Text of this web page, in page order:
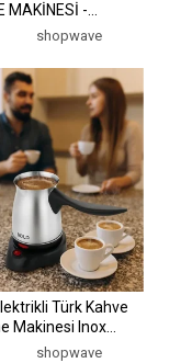
MAKİNESİ -
360°
KULLANIM
KULP 600W SCM-
shopwave
Türk Kahve
Makinesi Inox
Çelik Cezve (5047)
shopwave